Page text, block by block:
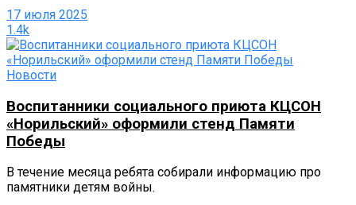
17 июля 2025
1.4k
Новости
Воспитанники социального приюта КЦСОН
«Норильский» оформили стенд Памяти
Победы
В течение месяца ребята собирали информацию про
памятники детям войны.